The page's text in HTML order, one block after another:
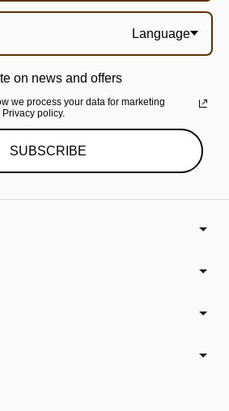
Language
on news and offers
we process your data for marketing
policy.
SUBSCRIBE